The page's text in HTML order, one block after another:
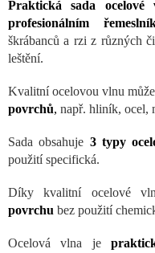
Praktická sada
profesionálním
škrábanců a rzi z různých
leštění.
Kvalitní ocelovou vlnu
povrchů, např. hliník, ocel,
Sada obsahuje 3 typy
použití specifická.
Díky kvalitní ocelové
povrchu bez použití
Ocelová vlna je